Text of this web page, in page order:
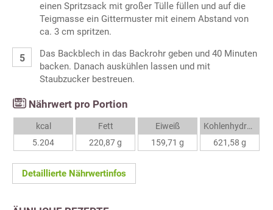
einen Spritzsack mit großer Tülle füllen und auf die
Teigmasse ein Gittermuster mit einem Abstand von
ca. 3 cm spritzen.
Das Backblech in das Backrohr geben und 40 Minuten
backen. Danach auskühlen lassen und mit
Staubzucker bestreuen.
Nährwert pro Portion
kcal
5.204
Fett
220,87 g
Eiweiß
159,71 g
Kohlenhydrate
621,58 g
Detaillierte Nährwertinfos